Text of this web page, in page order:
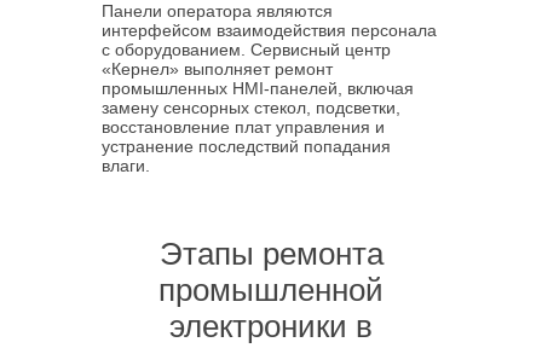
Панели оператора являются
интерфейсом взаимодействия персонала
с оборудованием. Сервисный центр
«Кернел» выполняет ремонт
промышленных HMI-панелей, включая
замену сенсорных стекол, подсветки,
восстановление плат управления и
устранение последствий попадания
влаги.
Этапы ремонта
промышленной
электроники в